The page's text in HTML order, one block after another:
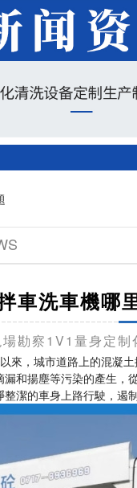
車洗車機哪
勘察1V1量身定制
來，城市道路上的混凝
揚塵等污染的產生，從
的車身上路行駛，遏制